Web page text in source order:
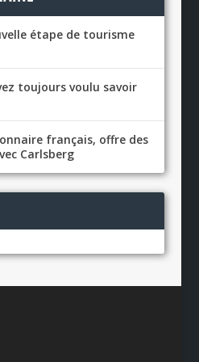
étape de tourisme
toujours voulu savoir
français, offre des
Carlsberg